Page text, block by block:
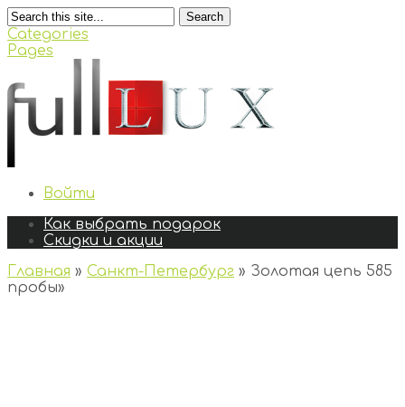
Search
Categories
Pages
Войти
Как выбрать подарок
Скидки и акции
Главная » Санкт-Петербург » Золотая цепь 585
пробы»